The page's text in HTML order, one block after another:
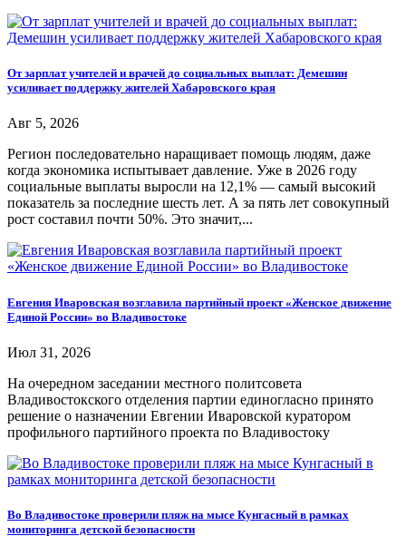
От зарплат учителей и врачей до социальных выплат: Демешин
усиливает поддержку жителей Хабаровского края
Авг 5, 2026
Регион последовательно наращивает помощь людям, даже
когда экономика испытывает давление. Уже в 2026 году
социальные выплаты выросли на 12,1% — самый высокий
показатель за последние шесть лет. А за пять лет совокупный
рост составил почти 50%. Это значит,...
Евгения Иваровская возглавила партийный проект «Женское движение
Единой России» во Владивостоке
Июл 31, 2026
На очередном заседании местного политсовета
Владивостокского отделения партии единогласно принято
решение о назначении Евгении Иваровской куратором
профильного партийного проекта по Владивостоку
Во Владивостоке проверили пляж на мысе Кунгасный в рамках
мониторинга детской безопасности